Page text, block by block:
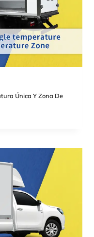
Única Y Zona De